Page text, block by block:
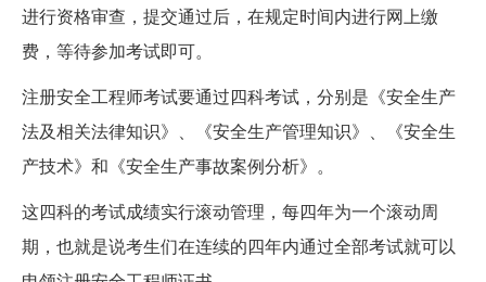
进行资格审查，提交通过后，在规定时间内进行网上缴
费，等待参加考试即可。
注册安全工程师考试要通过四科考试，分别是《安全生产
法及相关法律知识》、《安全生产管理知识》、《安全生
产技术》和《安全生产事故案例分析》。
这四科的考试成绩实行滚动管理，每四年为一个滚动周
期，也就是说考生们在连续的四年内通过全部考试就可以